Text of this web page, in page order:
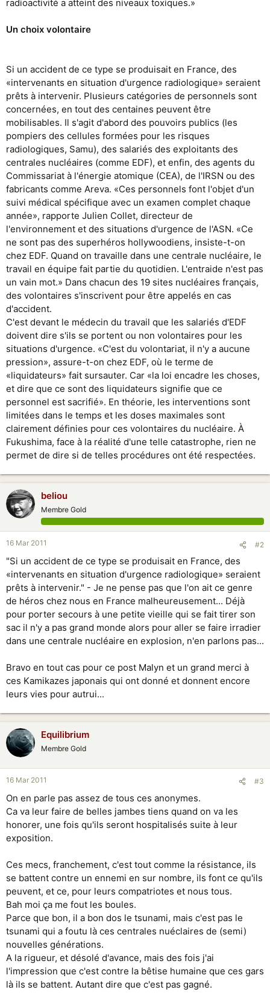
radioactivité a atteint des niveaux toxiques.»
Un choix volontaire
Si un accident de ce type se produisait en France, des
«intervenants en situation d'urgence radiologique» seraient
prêts à intervenir. Plusieurs catégories de personnels sont
concernées, en tout des centaines peuvent être
mobilisables. Il s'agit d'abord des pouvoirs publics (les
pompiers des cellules formées pour les risques
radiologiques, Samu), des salariés des exploitants des
centrales nucléaires (comme EDF), et enfin, des agents du
Commissariat à l'énergie atomique (CEA), de l'IRSN ou des
fabricants comme Areva. «Ces personnels font l'objet d'un
suivi médical spécifique avec un examen complet chaque
année», rapporte Julien Collet, directeur de
l'environnement et des situations d'urgence de l'ASN. «Ce
ne sont pas des superhéros hollywoodiens, insiste-t-on
chez EDF. Quand on travaille dans une centrale nucléaire, le
travail en équipe fait partie du quotidien. L'entraide n'est pas
un vain mot.» Dans chacun des 19 sites nucléaires français,
des volontaires s'inscrivent pour être appelés en cas
d'accident.
C'est devant le médecin du travail que les salariés d'EDF
doivent dire s'ils se portent ou non volontaires pour les
situations d'urgence. «C'est du volontariat, il n'y a aucune
pression», assure-t-on chez EDF, où le terme de
«liquidateurs» fait sursauter. Car «la loi encadre les choses,
et dire que ce sont des liquidateurs signifie que ce
personnel est sacrifié». En théorie, les interventions sont
limitées dans le temps et les doses maximales sont
clairement définies pour ces volontaires du nucléaire. À
Fukushima, face à la réalité d'une telle catastrophe, rien ne
permet de dire si de telles procédures ont été respectées.
beliou
Membre Gold
16 Mar 2011 #2
"Si un accident de ce type se produisait en France, des
«intervenants en situation d'urgence radiologique» seraient
prêts à intervenir." - Je ne pense pas que l'on ait ce genre
de héros chez nous en France malheureusement... Déjà
pour porter secours à une petite vieille qui se fait tirer son
sac il n'y a pas grand monde alors pour aller se faire irradier
dans une centrale nucléaire en explosion, n'en parlons pas...
Bravo en tout cas pour ce post Malyn et un grand merci à
ces Kamikazes japonais qui ont donné et donnent encore
leurs vies pour autrui...
Equilibrium
Membre Gold
16 Mar 2011 #3
On en parle pas assez de tous ces anonymes.
Ca va leur faire de belles jambes tiens quand on va les
honorer, une fois qu'ils seront hospitalisés suite à leur
exposition.
Ces mecs, franchement, c'est tout comme la résistance, ils
se battent contre un ennemi en sur nombre, ils font ce qu'ils
peuvent, et ce, pour leurs compatriotes et nous tous.
Bah moi ça me fout les boules.
Parce que bon, il a bon dos le tsunami, mais c'est pas le
tsunami qui a foutu là ces centrales nuéclaires de (semi)
nouvelles générations.
A la rigueur, et désolé d'avance, mais des fois j'ai
l'impression que c'est contre la bêtise humaine que ces gars
là ils se battent. Autant dire que c'est pas gagné.